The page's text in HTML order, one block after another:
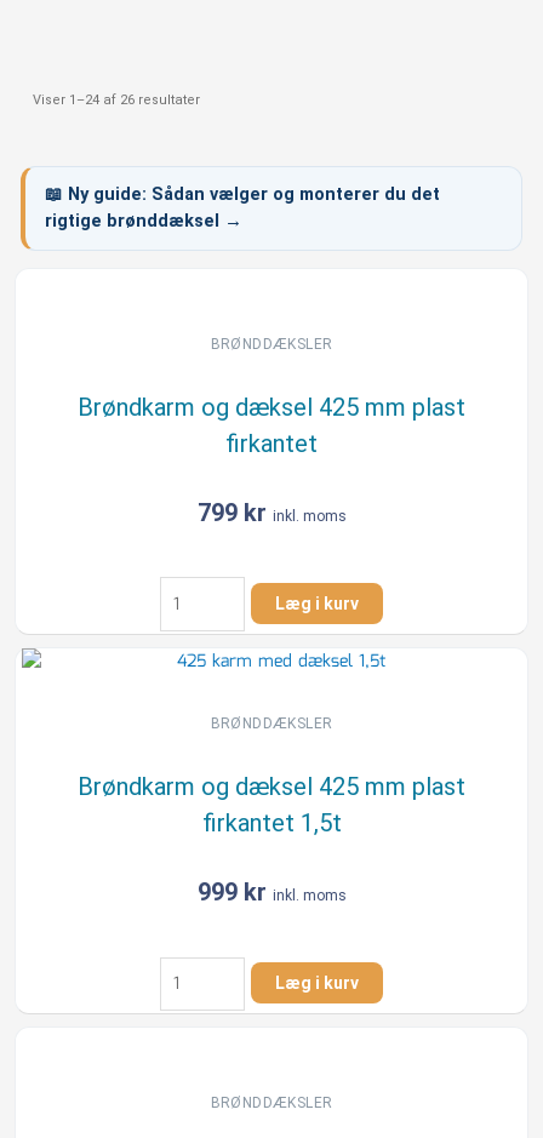
Viser 1–24 af 26 resultater
📖 Ny guide: Sådan vælger og monterer du det
rigtige brønddæksel →
BRØNDDÆKSLER
Brøndkarm og dæksel 425 mm plast
firkantet
799 kr inkl. moms
Brøndkarm
og
dæksel
425
Læg i kurv
BRØNDDÆKSLER
Brøndkarm og dæksel 425 mm plast
firkantet 1,5t
999 kr inkl. moms
Brøndkarm
og
dæksel
Læg i kurv
BRØNDDÆKSLER